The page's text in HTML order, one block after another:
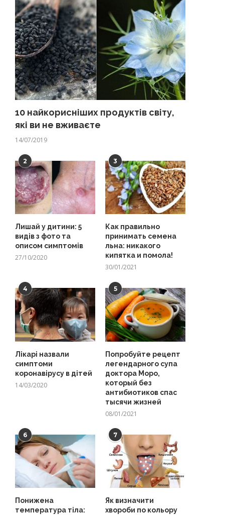
10 найкорисніших продуктів світу,
які ви не вживаєте
14/07/2019
2
Лишай у дитини: 5
видів з фото та
описом симптомів
27/10/2020
3
Как правильно
принимать семена
льна: никакого
кипятка и помола!
30/01/2021
4
Лікарі назвали
симптоми
коронавірусу в дітей
14/03/2020
5
Попробуйте рецепт
легендарного супа
доктора Моро,
который без
антибиотиков спас
тысячи жизней
08/01/2021
6
Понижена
температура тіла:
7
Як визначити
хвороби по кольору